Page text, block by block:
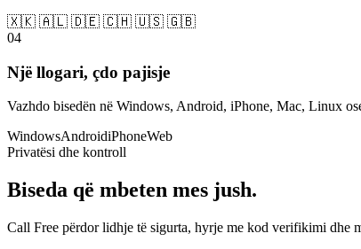
🇽🇰 🇦🇱 🇩🇪 🇨🇭 🇺🇸 🇬🇧
04
Një llogari, çdo pajisje
Vazhdo bisedën në Windows, Android, iPhone, Mac, Linux
WindowsAndroidiPhoneWeb
Privatësi dhe kontroll
Biseda që mbeten mes jush.
Call Free përdor lidhje të sigurta, hyrje me kod verifikimi dhe